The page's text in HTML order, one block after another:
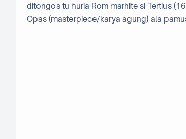
ditongos tu huria Rom marhite si Tertius
Opas (masterpiece/karya agung) ala